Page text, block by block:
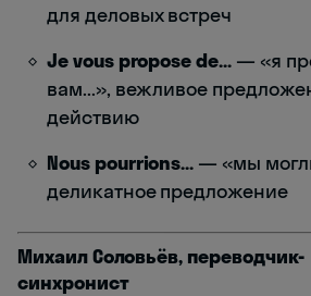
для деловых встреч
Je vous propose de...— «я
вам...», вежливое
действию
Nous pourrions... — «мы
деликатное предложение
Михаил Соловьёв, переводчик-
синхронист